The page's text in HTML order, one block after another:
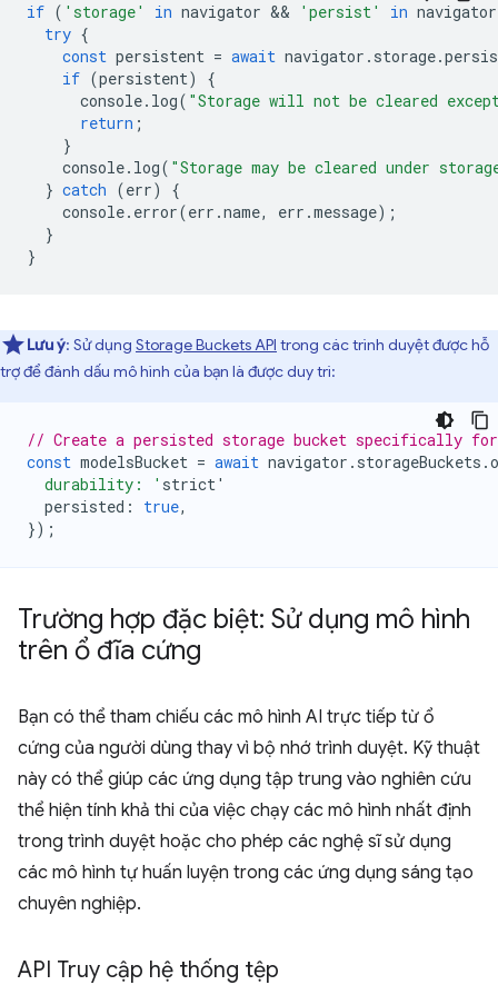
if ( 'storage' in navigator && 'persist' in navigator
try {
const persistent = await navigator . storage.
if (persistent)
{
console. log( "Storage will not be cleared
return ;
}
console. log( "Storage may be cleared under
} catch (err)
{
console. error(err .name, err .message);
}
}
Lưu ý: Sử dụng Storage Buckets API trong các trình duyệt được hỗ
trợ để đánh dấu mô hình của bạn là được duy trì:
// Create a persisted storage bucket specifically for
const modelsBucket = await navigator . storageBuckets .
  durability: '
strict'
persisted : true,
});
Trường hợp đặc biệt: Sử dụng mô hình
trên ổ đĩa cứng
Bạn có thể tham chiếu các mô hình AI trực tiếp từ ổ
cứng của người dùng thay vì bộ nhớ trình duyệt. Kỹ thuật
này có thể giúp các ứng dụng tập trung vào nghiên cứu
thể hiện tính khả thi của việc chạy các mô hình nhất định
trong trình duyệt hoặc cho phép các nghệ sĩ sử dụng
các mô hình tự huấn luyện trong các ứng dụng sáng tạo
chuyên nghiệp.
API Truy cập hệ thống tệp